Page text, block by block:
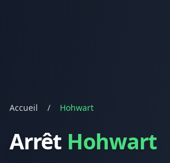
Accueil / Hohwart
Arrêt Hohwart